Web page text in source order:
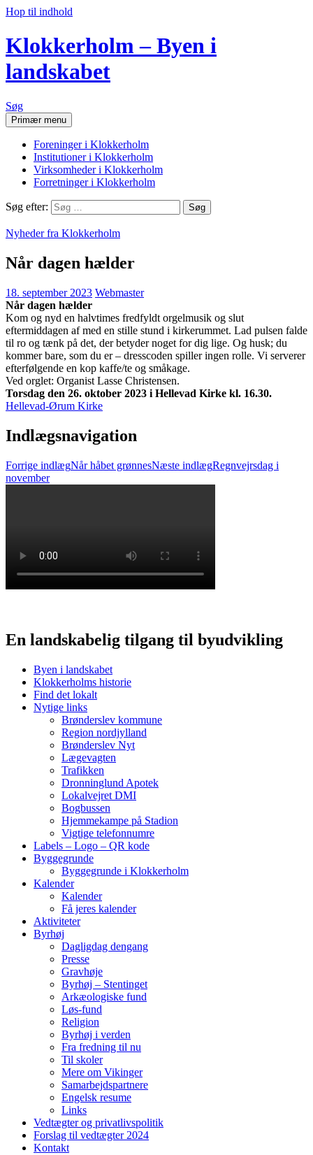
Hop til indhold
Klokkerholm – Byen i
landskabet
Søg
Primær menu
Foreninger i Klokkerholm
Institutioner i Klokkerholm
Virksomheder i Klokkerholm
Forretninger i Klokkerholm
Søg efter:
Nyheder fra Klokkerholm
Når dagen hælder
18. september 2023 Webmaster
Når dagen hælder
Kom og nyd en halvtimes fredfyldt orgelmusik og slut
eftermiddagen af med en stille stund i kirkerummet. Lad pulsen falde
til ro og tænk på det, der betyder noget for dig lige. Og husk; du
kommer bare, som du er – dresscoden spiller ingen rolle. Vi serverer
efterfølgende en kop kaffe/te og småkage.
Ved orglet: Organist Lasse Christensen.
Torsdag den 26. oktober 2023 i Hellevad Kirke kl. 16.30.
Hellevad-Ørum Kirke
Indlægsnavigation
Forrige indlægNår håbet grønnesNæste indlægRegnvejrsdag i
november
En landskabelig tilgang til byudvikling
Byen i landskabet
Klokkerholms historie
Find det lokalt
Nytige links
Brønderslev kommune
Region nordjylland
Brønderslev Nyt
Lægevagten
Trafikken
Dronninglund Apotek
Lokalvejret DMI
Bogbussen
Hjemmekampe på Stadion
Vigtige telefonnumre
Labels – Logo – QR kode
Byggegrunde
Byggegrunde i Klokkerholm
Kalender
Kalender
Få jeres kalender
Aktiviteter
Byrhøj
Dagligdag dengang
Presse
Gravhøje
Byrhøj – Stentinget
Arkæologiske fund
Løs-fund
Religion
Byrhøj i verden
Fra fredning til nu
Til skoler
Mere om Vikinger
Samarbejdspartnere
Engelsk resume
Links
Vedtægter og privatlivspolitik
Forslag til vedtægter 2024
Kontakt